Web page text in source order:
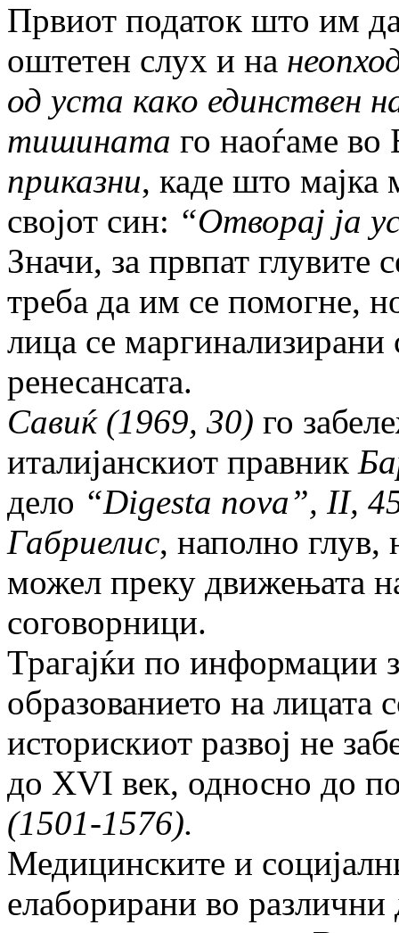
Првиот податок што им
оштетен слух и на
од уста како единствен
тишината го наоѓаме во
приказни, каде што мајка
својот син: “Отворај ја
Значи, за првпат глувите
треба да им се помогне,
лица се маргинализирани
рене­сан­сата.
Савиќ (1969, 30) го
италијанскиот правник
дело “Digesta nova”, II,
Габриелис, наполно глув,
можел преку движењата
соговорници.
Трагајќи по информации
образованието на лицата
историскиот развој не
до XVI век, односно до
(1501-1576).
Медицинските и
елабори­ра­ни во